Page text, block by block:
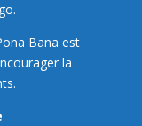
Bana est
la